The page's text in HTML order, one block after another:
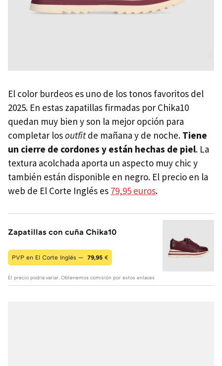
El color burdeos es uno de los tonos favoritos del
2025. En estas zapatillas firmadas por Chika10
quedan muy bien y son la mejor opción para
completar losoutfitde mañana y de noche. Tiene
un cierre de cordones y están hechas de piel. La
textura acolchada aporta un aspecto muy chic y
también están disponible en negro. El precio en la
web de El Corte Inglés es 79,95 euros.
Zapatillas con cuña Chika10
PVP en El Corte Inglés — 79,95 €
El precio podría variar. Obtenemos comisión por estos enlaces